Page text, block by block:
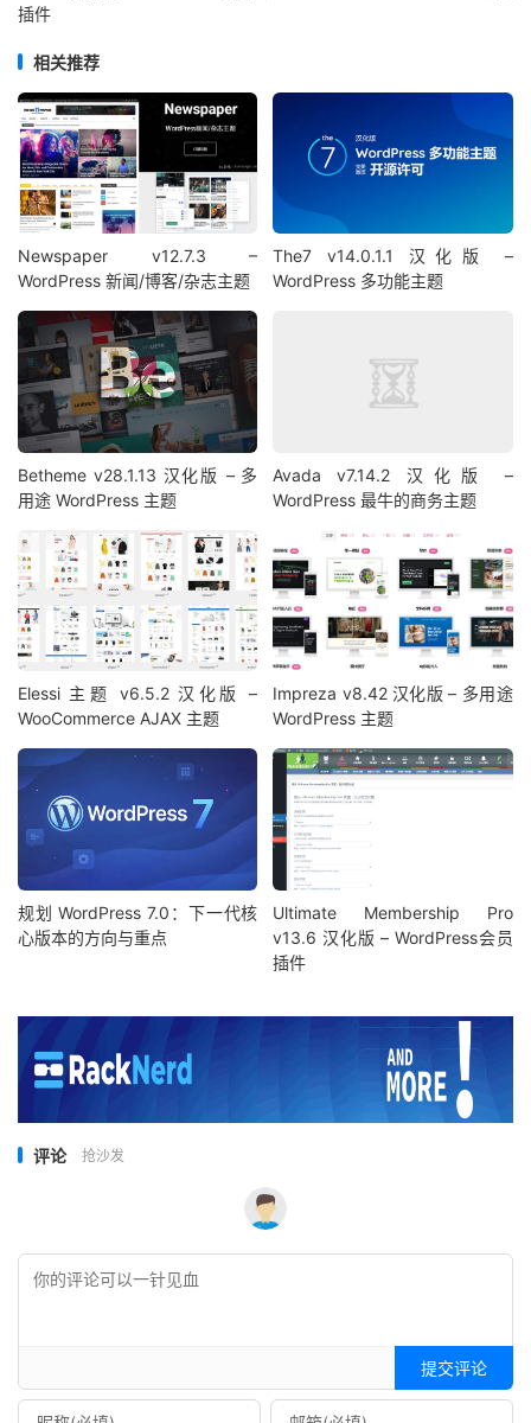
插件
相关推荐
Newspaper v12.7.3 –
WordPress 新闻/博客/杂志主题
The7 v14.0.1.1 汉化版 –
WordPress 多功能主题
Betheme v28.1.13 汉化版 – 多
用途 WordPress 主题
Avada v7.14.2 汉化版 –
WordPress 最牛的商务主题
Elessi 主题 v6.5.2 汉化版 –
WooCommerce AJAX 主题
Impreza v8.42 汉化版 – 多用途
WordPress 主题
规划 WordPress 7.0：下一代核
心版本的方向与重点
Ultimate Membership Pro
v13.6 汉化版 – WordPress会员
插件
评论 抢沙发
提交评论